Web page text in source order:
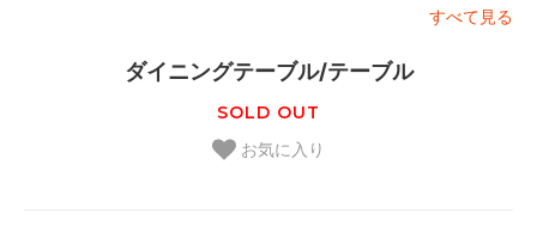
すべて見る
ダイニングテーブル/テーブル
SOLD OUT
お気に入り